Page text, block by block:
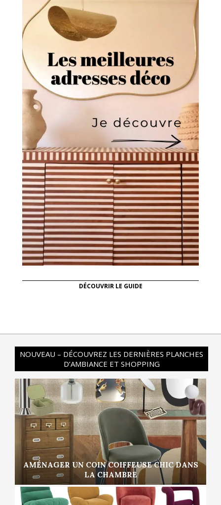
DÉCOUVRIR LE GUIDE
NOUVEAU – DÉCOUVREZ LES DERNIÈRES PLANCHES
D’AMBIANCE ET SHOPPING
AMÉNAGER UN COIN COIFFEUSE CHIC DANS
LA CHAMBRE